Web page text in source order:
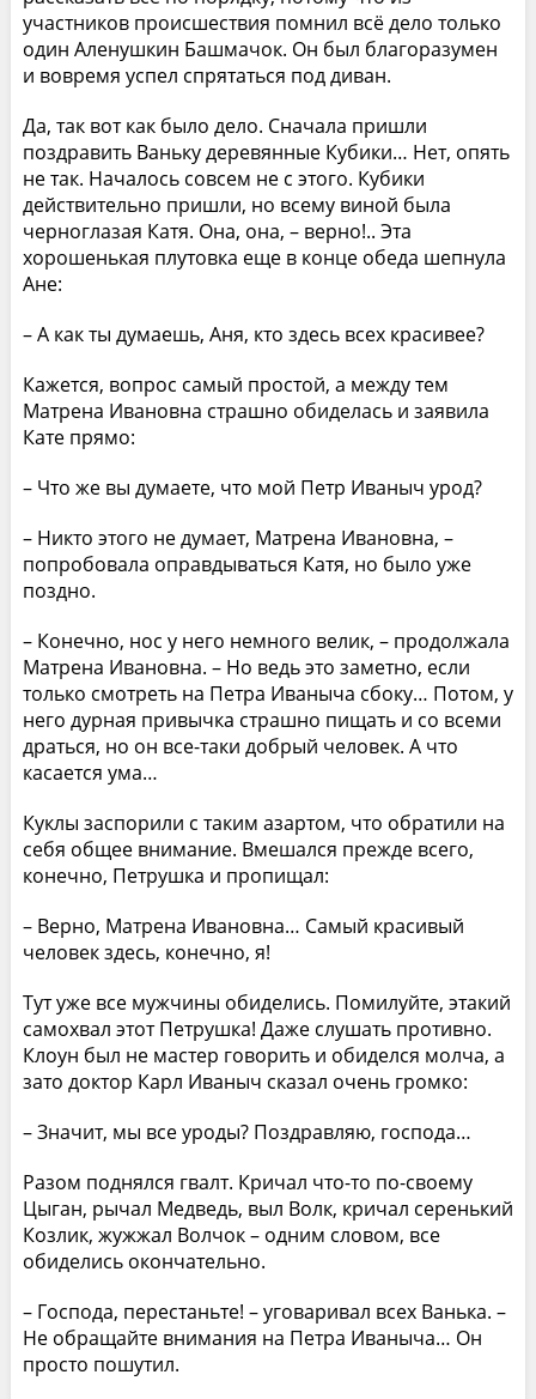
участников происшествия помнил всё дело только
один Аленушкин Башмачок. Он был благоразумен
и вовремя успел спрятаться под диван.
Да, так вот как было дело. Сначала пришли
поздравить Ваньку деревянные Кубики… Нет, опять
не так. Началось совсем не с этого. Кубики
действительно пришли, но всему виной была
черноглазая Катя. Она, она, – верно!.. Эта
хорошенькая плутовка еще в конце обеда шепнула
Ане:
– А как ты думаешь, Аня, кто здесь всех красивее?
Кажется, вопрос самый простой, а между тем
Матрена Ивановна страшно обиделась и заявила
Кате прямо:
– Что же вы думаете, что мой Петр Иваныч урод?
– Никто этого не думает, Матрена Ивановна, –
попробовала оправдываться Катя, но было уже
поздно.
– Конечно, нос у него немного велик, – продолжала
Матрена Ивановна. – Но ведь это заметно, если
только смотреть на Петра Иваныча сбоку… Потом, у
него дурная привычка страшно пищать и со всеми
драться, но он все-таки добрый человек. А что
касается ума…
Куклы заспорили с таким азартом, что обратили на
себя общее внимание. Вмешался прежде всего,
конечно, Петрушка и пропищал:
– Верно, Матрена Ивановна… Самый красивый
человек здесь, конечно, я!
Тут уже все мужчины обиделись. Помилуйте, этакий
самохвал этот Петрушка! Даже слушать противно.
Клоун был не мастер говорить и обиделся молча, а
зато доктор Карл Иваныч сказал очень громко:
– Значит, мы все уроды? Поздравляю, господа…
Разом поднялся гвалт. Кричал что-то по-своему
Цыган, рычал Медведь, выл Волк, кричал серенький
Козлик, жужжал Волчок – одним словом, все
обиделись окончательно.
– Господа, перестаньте! – уговаривал всех Ванька. –
Не обращайте внимания на Петра Иваныча… Он
просто пошутил.